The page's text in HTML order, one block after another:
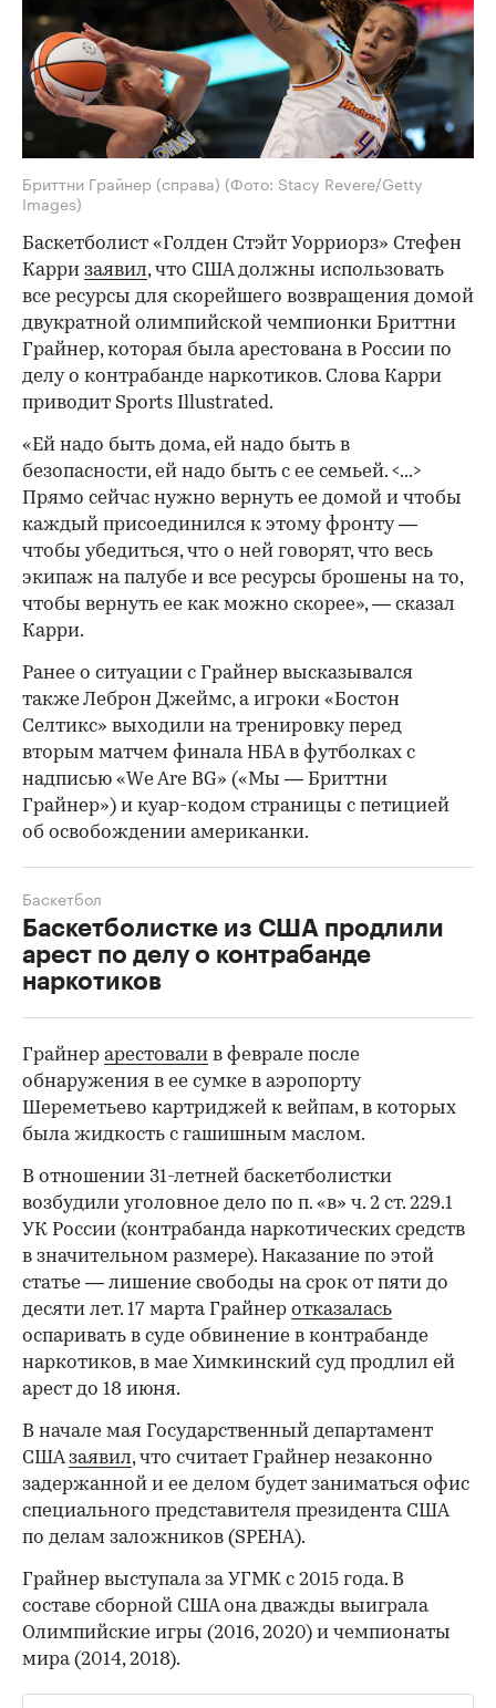
Бриттни Грайнер (справа) (Фото: Stacy Revere/Getty
Images)
Баскетболист «Голден Стэйт Уорриорз» Стефен
Карри заявил, что США должны использовать
все ресурсы для скорейшего возвращения домой
двукратной олимпийской чемпионки Бриттни
Грайнер, которая была арестована в России по
делу о контрабанде наркотиков. Слова Карри
приводит Sports Illustrated.
«Ей надо быть дома, ей надо быть в
безопасности, ей надо быть с ее семьей. <...>
Прямо сейчас нужно вернуть ее домой и чтобы
каждый присоединился к этому фронту —
чтобы убедиться, что о ней говорят, что весь
экипаж на палубе и все ресурсы брошены на то,
чтобы вернуть ее как можно скорее», — сказал
Карри.
Ранее о ситуации с Грайнер высказывался
также Леброн Джеймс, а игроки «Бостон
Селтикс» выходили на тренировку перед
вторым матчем финала НБА в футболках с
надписью «We Are BG» («Мы — Бриттни
Грайнер») и куар-кодом страницы с петицией
об освобождении американки.
Баскетболистке из США продлили
арест по делу о контрабанде
наркотиков
Баскетбол
Грайнер арестовали в феврале после
обнаружения в ее сумке в аэропорту
Шереметьево картриджей к вейпам, в которых
была жидкость с гашишным маслом.
В отношении 31-летней баскетболистки
возбудили уголовное дело по п. «в» ч. 2 ст. 229.1
УК России (контрабанда наркотических средств
в значительном размере). Наказание по этой
статье — лишение свободы на срок от пяти до
десяти лет. 17 марта Грайнер отказалась
оспаривать в суде обвинение в контрабанде
наркотиков, в мае Химкинский суд продлил ей
арест до 18 июня.
В начале мая Государственный департамент
СШАзаявил, что считает Грайнер незаконно
задержанной и ее делом будет заниматься офис
специального представителя президента США
по делам заложников (SPEHA).
Грайнер выступала за УГМК с 2015 года. В
составе сборной США она дважды выиграла
Олимпийские игры (2016, 2020) и чемпионаты
мира (2014, 2018).